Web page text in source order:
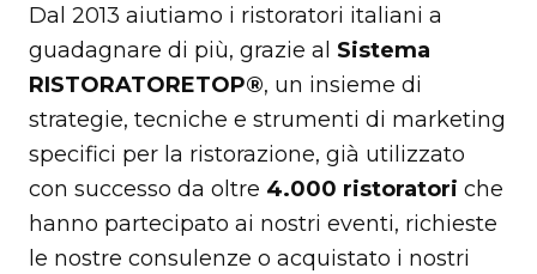
Dal 2013 aiutiamo i ristoratori italiani a
guadagnare di più, grazie al Sistema
RISTORATORETOP®, un insieme di
strategie, tecniche e strumenti di marketing
specifici per la ristorazione, già utilizzato
con successo da oltre 4.000 ristoratori che
hanno partecipato ai nostri eventi, richieste
le nostre consulenze o acquistato i nostri